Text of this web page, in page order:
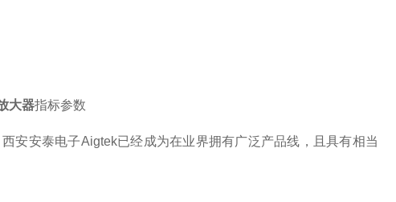
大器指标参数
安安泰电子Aigtek已经成为在业界拥有广泛产品线，且具有相当